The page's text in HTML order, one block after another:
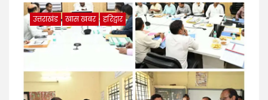
उत्तराखंड खास खबर हरिद्वार